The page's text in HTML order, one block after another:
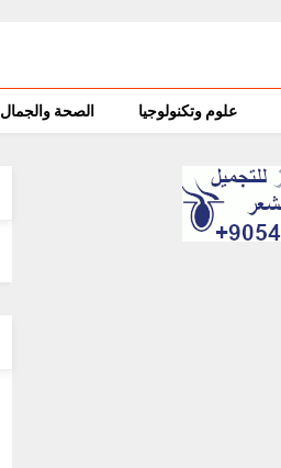
علوم وتكنولوجيا الصحة والجمال